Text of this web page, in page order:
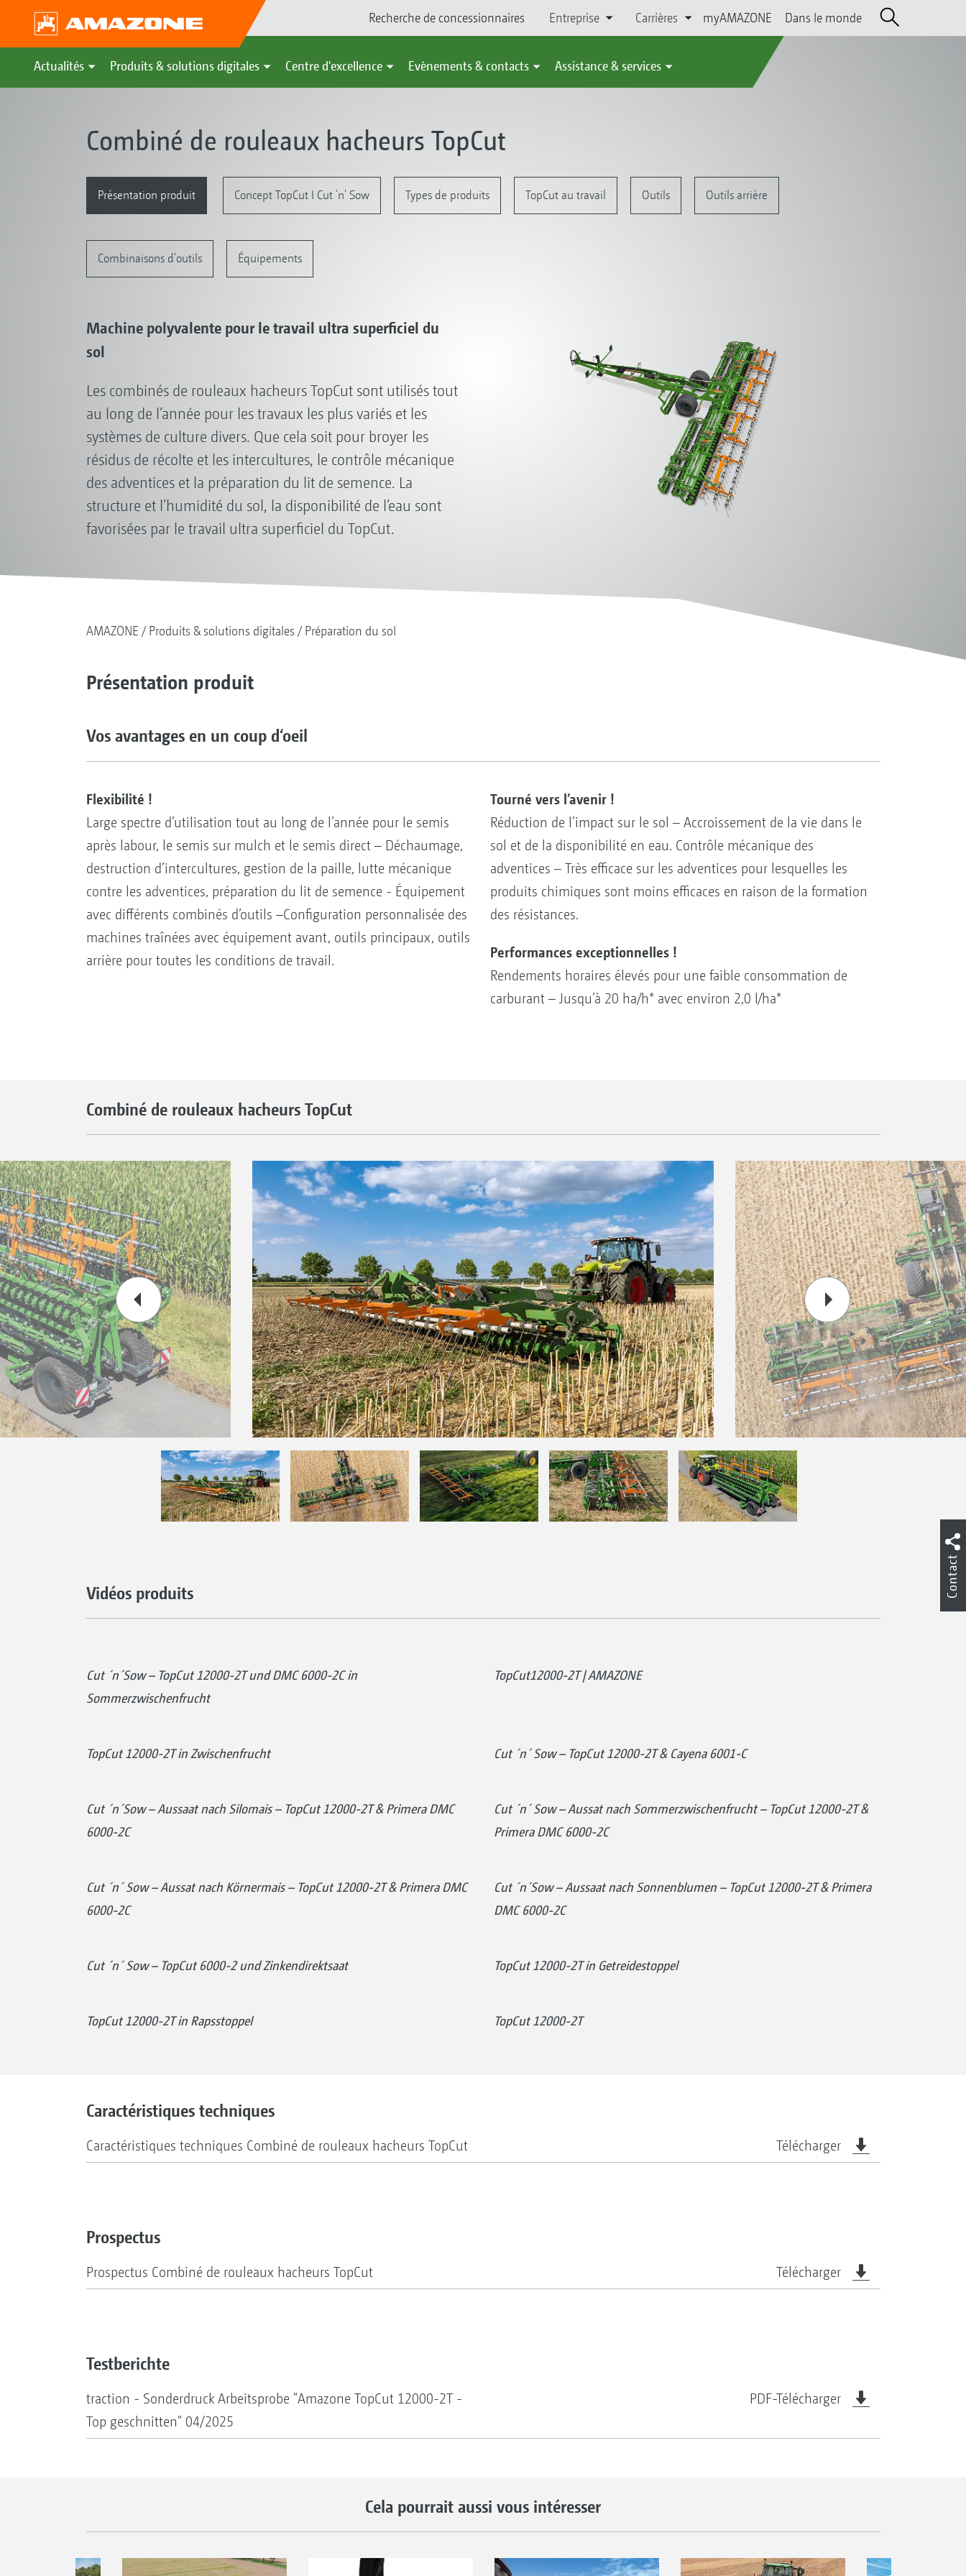
Recherche de concessionnaires Entreprise Carrières myAMAZONE Dans le monde
Actualités Produits & solutions digitales Centre d'excellence Evènements & contacts Assistance & services
Combiné de rouleaux hacheurs TopCut
Présentation produit Concept TopCut I Cut 'n' Sow Types de produits TopCut au travail Outils Outils arrière
Combinaisons d'outils Équipements
Machine polyvalente pour le travail ultra superficiel du
sol
Les combinés de rouleaux hacheurs TopCut sont utilisés tout
au long de l’année pour les travaux les plus variés et les
systèmes de culture divers. Que cela soit pour broyer les
résidus de récolte et les intercultures, le contrôle mécanique
des adventices et la préparation du lit de semence. La
structure et l’humidité du sol, la disponibilité de l’eau sont
favorisées par le travail ultra superficiel du TopCut.
AMAZONE Produits & solutions digitales Préparation du sol
Présentation produit
Vos avantages en un coup d‘oeil
Flexibilité !
Large spectre d’utilisation tout au long de l’année pour le semis
après labour, le semis sur mulch et le semis direct – Déchaumage,
destruction d’intercultures, gestion de la paille, lutte mécanique
contre les adventices, préparation du lit de semence - Équipement
avec différents combinés d’outils –Configuration personnalisée des
machines traînées avec équipement avant, outils principaux, outils
arrière pour toutes les conditions de travail.
Tourné vers l’avenir !
Réduction de l’impact sur le sol – Accroissement de la vie dans le
sol et de la disponibilité en eau. Contrôle mécanique des
adventices – Très efficace sur les adventices pour lesquelles les
produits chimiques sont moins efficaces en raison de la formation
des résistances.
Performances exceptionnelles !
Rendements horaires élevés pour une faible consommation de
carburant – Jusqu’à 20 ha/h* avec environ 2,0 l/ha*
Combiné de rouleaux hacheurs TopCut
Vidéos produits
Cut ´n´Sow – TopCut 12000-2T und DMC 6000-2C in
Sommerzwischenfrucht
TopCut12000-2T | AMAZONE
TopCut 12000-2T in Zwischenfrucht Cut ´n´ Sow – TopCut 12000-2T & Cayena 6001-C
Cut ´n´Sow – Aussaat nach Silomais – TopCut 12000-2T & Primera DMC
6000-2C
Cut ´n´ Sow – Aussat nach Sommerzwischenfrucht – TopCut 12000-2T &
Primera DMC 6000-2C
Cut ´n´ Sow – Aussat nach Körnermais – TopCut 12000-2T & Primera DMC
6000-2C
Cut ´n´Sow – Aussaat nach Sonnenblumen – TopCut 12000-2T & Primera
DMC 6000-2C
Cut ´n´ Sow – TopCut 6000-2 und Zinkendirektsaat TopCut 12000-2T in Getreidestoppel
TopCut 12000-2T in Rapsstoppel TopCut 12000-2T
Caractéristiques techniques
Caractéristiques techniques Combiné de rouleaux hacheurs TopCut Télécharger
Prospectus
Prospectus Combiné de rouleaux hacheurs TopCut Télécharger
Testberichte
traction - Sonderdruck Arbeitsprobe "Amazone TopCut 12000-2T -
Top geschnitten" 04/2025
PDF-Télécharger
Cela pourrait aussi vous intéresser
Contact